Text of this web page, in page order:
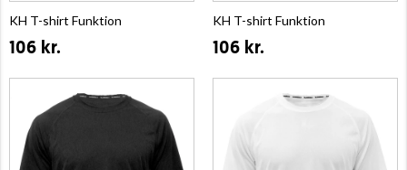
KH T-shirt Funktion
106 kr.
KH T-shirt Funktion
106 kr.